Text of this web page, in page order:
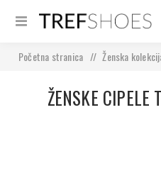
Početna stranica / Ženska
ŽENSKE CIPELE